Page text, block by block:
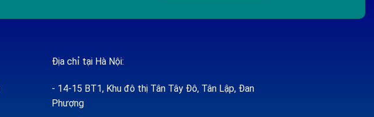
Địa chỉ tại Hà Nội:
- 14-15 BT1, Khu đô thị Tân Tây Đô, Tân Lập, Đan
Phượng